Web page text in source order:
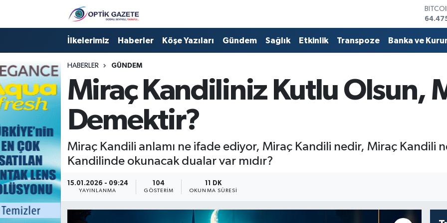
İlkelerimiz Haberler Köşe Yazıları Gündem Sağlık Etkinlik Transpoze Banka ve
HABERLER GÜNDEM
Miraç Kandiliniz Kutlu Olsun,
Demektir?
Miraç Kandili anlamı ne ifade ediyor, Miraç Kandili nedir, Miraç Kandili
Kandilinde okunacak dualar var mıdır?
15.01.2026 - 09:24
YAYINLANMA
104
GÖSTERIM
11 DK
OKUNMA SÜRESI
Nöbetçi Eczaneler
Hava Durumu
İstanbul Namaz Vakitleri
Trafik Durumu
Süper Lig Puan Durumu ve Fikstür
Tüm Manşetler
Son Dakika Haberleri
Haber Arşivi